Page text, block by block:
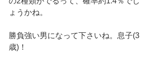
ょうかね。
勝負強い男になって下さいね。息子(3
歳)！